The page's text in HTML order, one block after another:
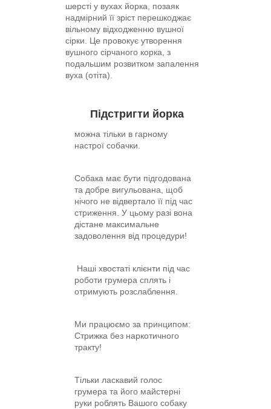
шерсті у вухах йорка, позаяк
надмірний її зріст перешкоджає
вільному відходженню вушної
сірки. Це провокує утворення
вушного сірчаного корка, з
подальшим розвитком запалення
вуха (отіта).
Підстригти йорка
можна тільки в гарному
настрої собачки.
Собака має бути підгодована
та добре вигульована, щоб
нічого не відвертало її під час
стриження. У цьому разі вона
дістане максимальне
задоволення від процедури!
Наші хвостаті клієнти під час
роботи грумера сплять і
отримують розслаблення.
Ми працюємо за принципом:
Стрижка без наркотичного
тракту!
Тільки ласкавий голос
грумера та його майстерні
руки роблять Вашого собаку